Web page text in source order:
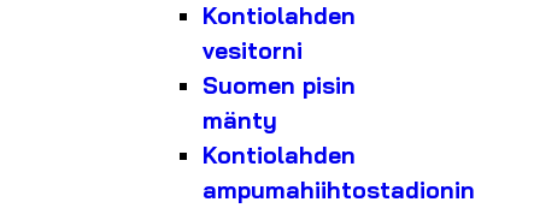
Kontiolahden
vesitorni
Suomen pisin
mänty
Kontiolahden
ampumahiihtostadionin